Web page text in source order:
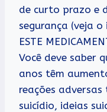
de curto prazo e
segurança (veja o
ESTE
Você deve saber
anos têm
reações
suicídio, ideias